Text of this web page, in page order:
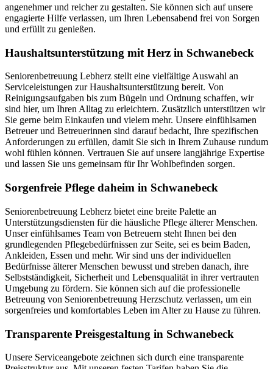
angenehmer und reicher zu gestalten. Sie können sich auf unsere
engagierte Hilfe verlassen, um Ihren Lebensabend frei von Sorgen
und erfüllt zu genießen.
Haushalts­unterstützung mit Herz in Schwanebeck
Seniorenbetreuung Lebherz stellt eine vielfältige Auswahl an
Serviceleistungen zur Haushaltsunterstützung bereit. Von
Reinigungsaufgaben bis zum Bügeln und Ordnung schaffen, wir
sind hier, um Ihren Alltag zu erleichtern. Zusätzlich unterstützen wir
Sie gerne beim Einkaufen und vielem mehr. Unsere einfühlsamen
Betreuer und Betreuerinnen sind darauf bedacht, Ihre spezifischen
Anforderungen zu erfüllen, damit Sie sich in Ihrem Zuhause rundum
wohl fühlen können. Vertrauen Sie auf unsere langjährige Expertise
und lassen Sie uns gemeinsam für Ihr Wohlbefinden sorgen.
Sorgenfreie Pflege daheim in Schwanebeck
Seniorenbetreuung Lebherz bietet eine breite Palette an
Unterstützungsdiensten für die häusliche Pflege älterer Menschen.
Unser einfühlsames Team von Betreuern steht Ihnen bei den
grundlegenden Pflegebedürfnissen zur Seite, sei es beim Baden,
Ankleiden, Essen und mehr. Wir sind uns der individuellen
Bedürfnisse älterer Menschen bewusst und streben danach, ihre
Selbstständigkeit, Sicherheit und Lebensqualität in ihrer vertrauten
Umgebung zu fördern. Sie können sich auf die professionelle
Betreuung von Seniorenbetreuung Herzschutz verlassen, um ein
sorgenfreies und komfortables Leben im Alter zu Hause zu führen.
Transparente Preisgestaltung in Schwanebeck
Unsere Serviceangebote zeichnen sich durch eine transparente